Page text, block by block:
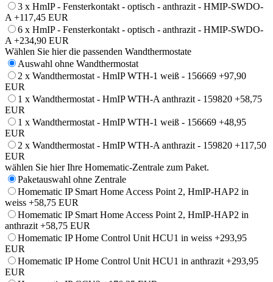
3 x HmIP - Fensterkontakt - optisch - anthrazit - HMIP-SWDO-
A +117,45 EUR
6 x HmIP - Fensterkontakt - optisch - anthrazit - HMIP-SWDO-
A +234,90 EUR
Wählen Sie hier die passenden Wandthermostate
Auswahl ohne Wandthermostat
2 x Wandthermostat - HmIP WTH-1 weiß - 156669 +97,90
EUR
1 x Wandthermostat - HmIP WTH-A anthrazit - 159820 +58,75
EUR
1 x Wandthermostat - HmIP WTH-1 weiß - 156669 +48,95
EUR
2 x Wandthermostat - HmIP WTH-A anthrazit - 159820 +117,50
EUR
wählen Sie hier Ihre Homematic-Zentrale zum Paket.
Paketauswahl ohne Zentrale
Homematic IP Smart Home Access Point 2, HmIP-HAP2 in
weiss +58,75 EUR
Homematic IP Smart Home Access Point 2, HmIP-HAP2 in
anthrazit +58,75 EUR
Homematic IP Home Control Unit HCU1 in weiss +293,95
EUR
Homematic IP Home Control Unit HCU1 in anthrazit +293,95
EUR